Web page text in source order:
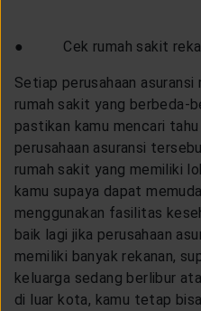
● Cek rumah sakit
Setiap perusahaan asuransi
rumah sakit yang berbeda-
pastikan kamu mencari
perusahaan asuransi
rumah sakit yang memiliki
kamu supaya dapat
menggunakan fasilitas
baik lagi jika perusahaan
memiliki banyak rekanan,
keluarga sedang berlibur
di luar kota, kamu tetap